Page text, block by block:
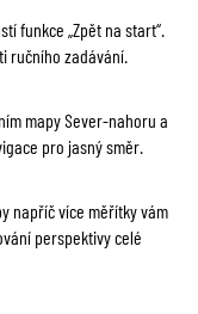
funkce „Zpět na start“.
ručního zadávání.
mapy Sever-nahoru a
pro jasný směr.
napříč více měřítky vám
perspektivy celé